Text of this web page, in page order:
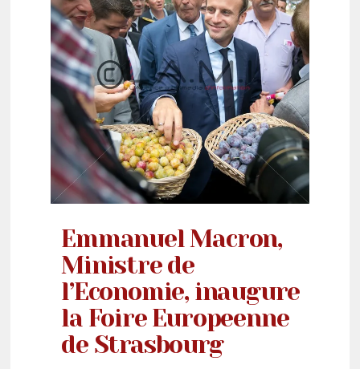
Emmanuel Macron,
Ministre de
l’Economie, inaugure
la Foire Europeenne
de Strasbourg